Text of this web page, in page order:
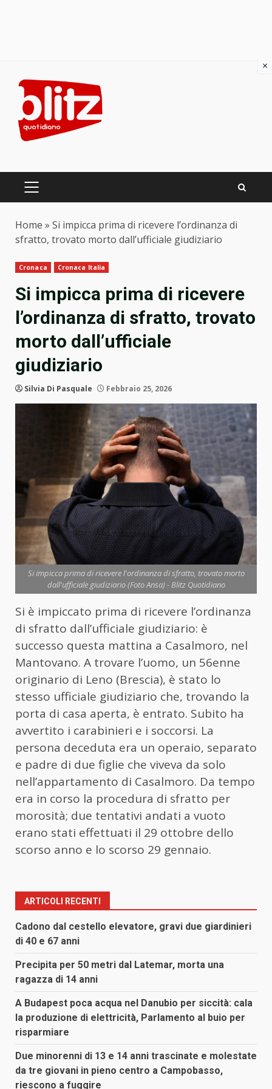
content
PRIMARY
Home » Si impicca prima di ricevere l’ordinanza di
sfratto, trovato morto dall’ufficiale giudiziario
Cronaca Cronaca Italia
Si impicca prima di ricevere
l’ordinanza di sfratto, trovato
morto dall’ufficiale
giudiziario
Silvia Di Pasquale Febbraio 25, 2026
Si impicca prima di ricevere l'ordinanza di sfratto, trovato morto
dall'ufficiale giudiziario (Foto Ansa) - Blitz Quotidiano
Si è impiccato prima di ricevere l’ordinanza
di sfratto dall’ufficiale giudiziario: è
successo questa mattina a Casalmoro, nel
Mantovano. A trovare l’uomo, un 56enne
originario di Leno (Brescia), è stato lo
stesso ufficiale giudiziario che, trovando la
porta di casa aperta, è entrato. Subito ha
avvertito i carabinieri e i soccorsi. La
persona deceduta era un operaio, separato
e padre di due figlie che viveva da solo
nell’appartamento di Casalmoro. Da tempo
era in corso la procedura di sfratto per
morosità; due tentativi andati a vuoto
erano stati effettuati il 29 ottobre dello
scorso anno e lo scorso 29 gennaio.
ARTICOLI RECENTI
Cadono dal cestello elevatore, gravi due giardinieri
di 40 e 67 anni
Precipita per 50 metri dal Latemar, morta una
ragazza di 14 anni
A Budapest poca acqua nel Danubio per siccità: cala
la produzione di elettricità, Parlamento al buio per
risparmiare
Due minorenni di 13 e 14 anni trascinate e molestate
da tre giovani in pieno centro a Campobasso,
riescono a fuggire
×